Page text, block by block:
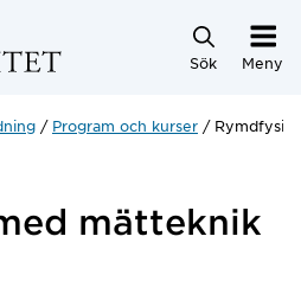
Sök Meny
Program och kurser Rymdfysik
mätteknik